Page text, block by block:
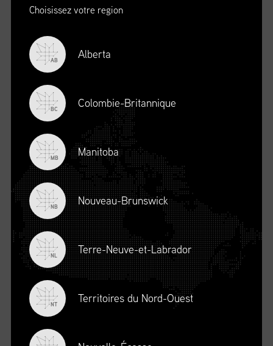
09:00 AM EDT 11/02/20
S’INSCRIRE
DESCRIPTION
S’INSCRIRE
Choisissez votre region
AB Alberta
BC Colombie-Britannique
MB Manitoba
NB Nouveau-Brunswick
NL Terre-Neuve-et-Labrador
NT Territoires du Nord-Ouest